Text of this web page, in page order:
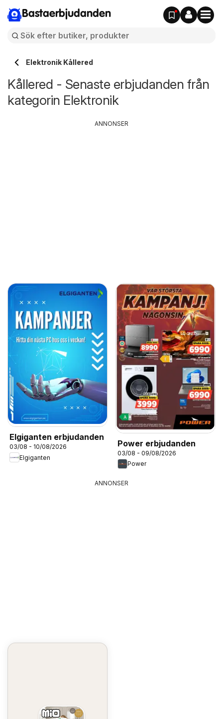
Bastaerbjudanden
Elektronik Kållered
Kållered - Senaste erbjudanden från
kategorin Elektronik
Elgiganten erbjudanden
03/08 - 10/08/2026
Elgiganten
Power erbjudanden
03/08 - 09/08/2026
Power
ANNONSER
ANNONSER